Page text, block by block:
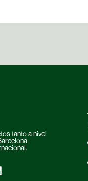
tanto a nivel